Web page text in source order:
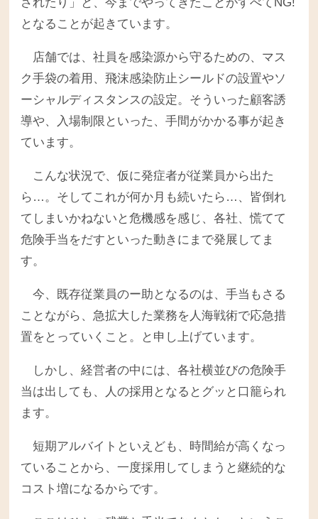
されたり」と、今までやってきたことがすべてNG!
となることが起きています。
店舗では、社員を感染源から守るための、マス
ク手袋の着用、飛沫感染防止シールドの設置やソ
ーシャルディスタンスの設定。そういった顧客誘
導や、入場制限といった、手間がかかる事が起き
ています。
こんな状況で、仮に発症者が従業員から出た
ら…。そしてこれが何か月も続いたら…、皆倒れ
てしまいかねないと危機感を感じ、各社、慌てて
危険手当をだすといった動きにまで発展してま
す。
今、既存従業員のー助となるのは、手当もさる
ことながら、急拡大した業務を人海戦術で応急措
置をとっていくこと。と申し上げています。
しかし、経営者の中には、各社横並びの危険手
当は出しても、人の採用となるとグッと口籠られ
ます。
短期アルバイトといえども、時間給が高くなっ
ていることから、一度採用してしまうと継続的な
コスト増になるからです。